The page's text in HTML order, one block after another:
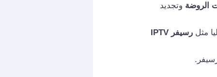
الروضة وتجديد
مثلرسيفر IPTV